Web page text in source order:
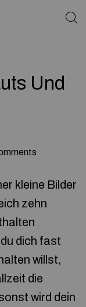
Und
kleine Bilder
zehn
dich fast
willst,
die
wird dein